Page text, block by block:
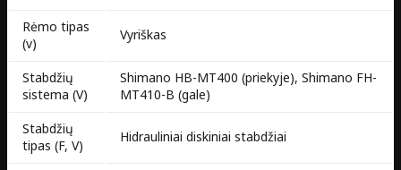
Rėmo tipas
(v)
Vyriškas
Stabdžių
sistema (V)
Shimano HB-MT400 (priekyje), Shimano FH-
MT410-B (gale)
Stabdžių
tipas (F, V)
Hidrauliniai diskiniai stabdžiai